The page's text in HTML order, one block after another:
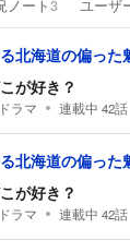
ノート3 ユーザ
北海道の偏った
が好き？
ラマ 連載中 42話
北海道の偏った
が好き？
ラマ 連載中 42話